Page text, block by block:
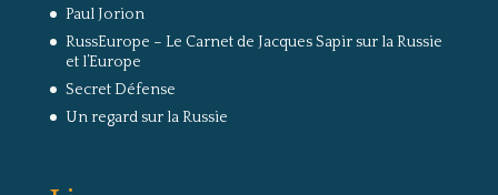
Paul Jorion
RussEurope – Le Carnet de Jacques Sapir sur la Russie
et l’Europe
Secret Défense
Un regard sur la Russie